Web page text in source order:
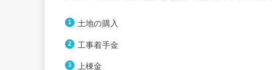
土地の購入
工事着手金
上棟金